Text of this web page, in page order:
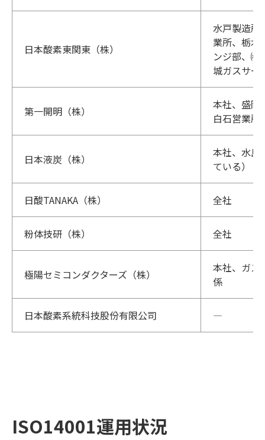
日本酸素東関東（株）
水戸製造所
業所、栃木
ンジ部、㈱
城ガスサー
第一開明（株）
本社、盛岡
白石営業所
日本液炭（株）
本社、水島
ている）
日酸TANAKA（株） 全社
粉体技研（株） 全社
極陽セミコンダクターズ（株）
本社、ガス
係
日本酸素系統科技股份有限公司 ―
ISO14001運用状況